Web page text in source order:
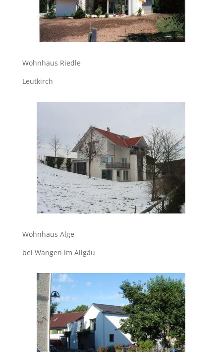
Wohnhaus Riedle
Leutkirch
Wohnhaus Alge
bei Wangen im Allgäu